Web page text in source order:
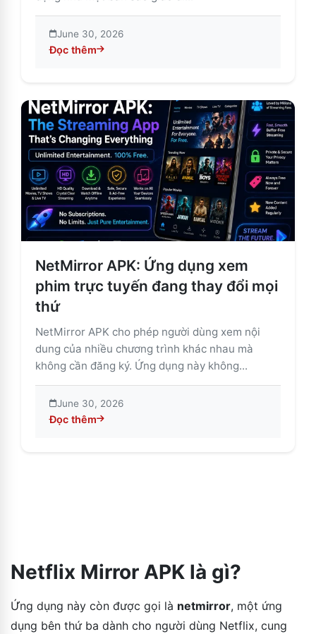
June 30, 2026
Đọc thêm
about Giải thích về các tính năng, lợi ích và rủi ro
NetMirror APK: Ứng dụng xem
phim trực tuyến đang thay đổi mọi
thứ
NetMirror APK cho phép người dùng xem nội
dung của nhiều chương trình khác nhau mà
không cần đăng ký. Ứng dụng này không...
June 30, 2026
Đọc thêm
about NetMirror APK: Ứng dụng xem phim trực
Netflix Mirror APK là gì?
Ứng dụng này còn được gọi là netmirror, một ứng
dụng bên thứ ba dành cho người dùng Netflix, cung